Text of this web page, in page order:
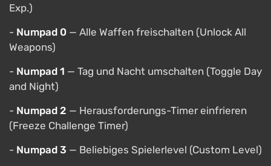
Exp.)
- Numpad 0 — Alle Waffen freischalten (Unlock All
Weapons)
- Numpad 1 — Tag und Nacht umschalten (Toggle Day
and Night)
- Numpad 2 — Herausforderungs-Timer einfrieren
(Freeze Challenge Timer)
- Numpad 3 — Beliebiges Spielerlevel (Custom Level)